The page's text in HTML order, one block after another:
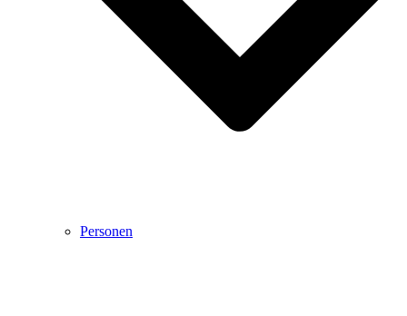
Personen